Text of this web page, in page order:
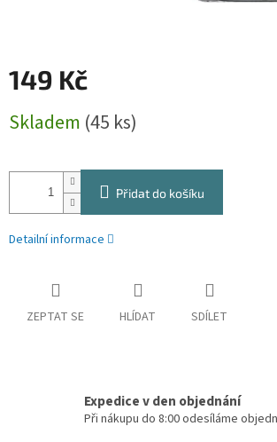
149 Kč
cena:
Skladem (45 ks)
Přidat do košíku
Detailní informace
ZEPTAT SE HLÍDAT SDÍLET
Expedice v den objednání
Při nákupu do 8:00 odesíláme